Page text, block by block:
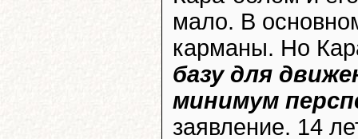
мало. В
карманы. Но
базу для
минимум
заявление. 14